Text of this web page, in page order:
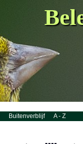
Buitenverblijf A - Z